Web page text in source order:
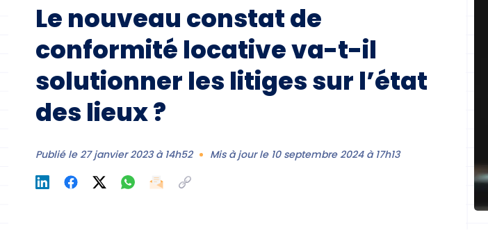
Le nouveau constat de
conformité locative va-t-il
solutionner les litiges sur l’état
des lieux ?
Publié le 27 janvier 2023 à 14h52 Mis à jour le 10 septembre 2024 à 17h13